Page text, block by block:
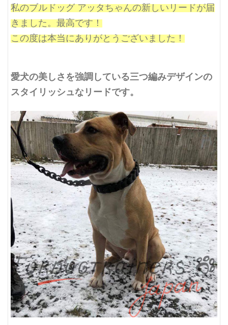
私のブルドッグ アッタちゃんの新しいリードが届
きました。最高です！
この度は本当にありがとうございました！
愛犬の美しさを強調している三つ編みデザインの
スタイリッシュなリードです。